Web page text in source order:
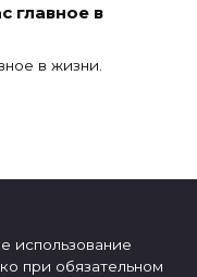
главное в
в жизни.
использование
при обязательном